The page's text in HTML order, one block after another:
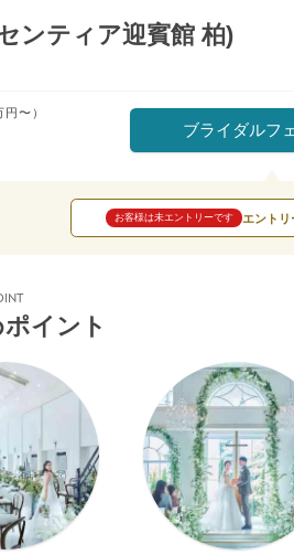
ンティア迎賓館 柏)
円〜 ）
ブライダルフ
お客様は未エントリーです エントリ
イント